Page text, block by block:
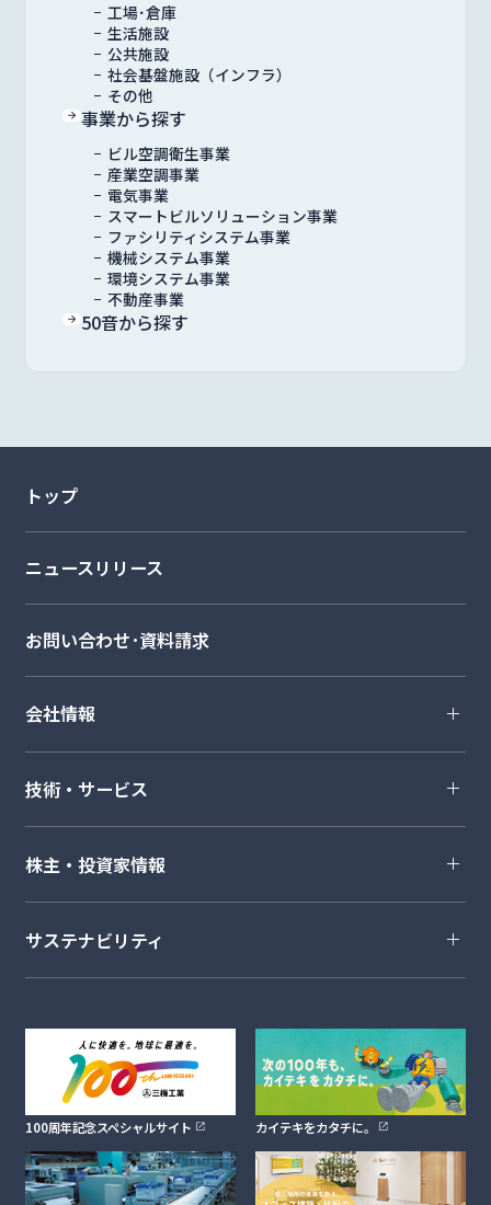
工場･倉庫
生活施設
公共施設
社会基盤施設（インフラ）
その他
事業から探す
ビル空調衛生事業
産業空調事業
電気事業
スマートビルソリューション事業
ファシリティシステム事業
機械システム事業
環境システム事業
不動産事業
50音から探す
トップ
ニュースリリース
お問い合わせ･資料請求
会社情報
技術・サービス
株主・投資家情報
サステナビリティ
100周年記念スペシャルサイト カイテキをカタチに。